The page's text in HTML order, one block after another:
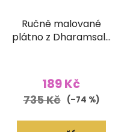
Ručně malované
plátno z Dharamsaly
189 Kč
735 Kč (–74 %)